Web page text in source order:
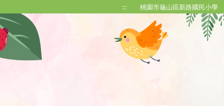
::: 桃園市龜山區新路國民小學